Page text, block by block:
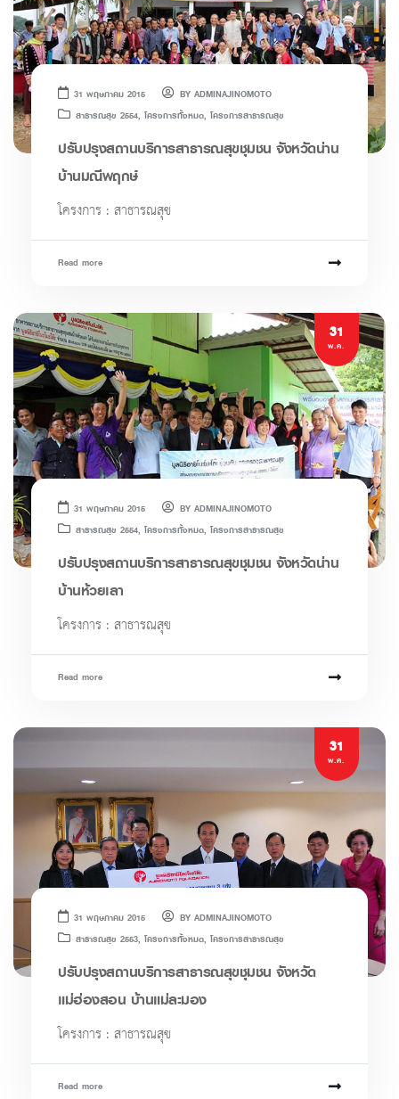
31 พฤษภาคม 2015 BYADMINAJINOMOTO
สาธารณสุข 2554,โครงการทั้งหมด,โครงการสาธารณสุข
ปรับปรุงสถานบริการสาธารณสุขชุมชน จังหวัดน่าน
บ้านมณีพฤกษ์
โครงการ : สาธารณสุข
Read more
31
พ.ค.
31 พฤษภาคม 2015 BYADMINAJINOMOTO
สาธารณสุข 2554,โครงการทั้งหมด,โครงการสาธารณสุข
ปรับปรุงสถานบริการสาธารณสุขชุมชน จังหวัดน่าน
บ้านห้วยเลา
โครงการ : สาธารณสุข
Read more
31
พ.ค.
31 พฤษภาคม 2015 BYADMINAJINOMOTO
สาธารณสุข 2553,โครงการทั้งหมด,โครงการสาธารณสุข
ปรับปรุงสถานบริการสาธารณสุขชุมชน จังหวัด
แม่ฮ่องสอน บ้านแม่ละมอง
โครงการ : สาธารณสุข
Read more